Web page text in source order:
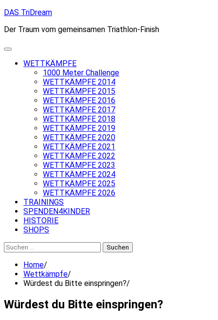
Skip
content
DAS TriDream
Der Traum vom gemeinsamen Triathlon-Finish
WETTKÄMPFE
1000 Meter Challenge
WETTKÄMPFE 2014
WETTKÄMPFE 2015
WETTKÄMPFE 2016
WETTKÄMPFE 2017
WETTKÄMPFE 2018
WETTKÄMPFE 2019
WETTKÄMPFE 2020
WETTKÄMPFE 2021
WETTKÄMPFE 2022
WETTKÄMPFE 2023
WETTKÄMPFE 2024
WETTKÄMPFE 2025
WETTKÄMPFE 2026
TRAININGS
SPENDEN4KINDER
HISTORIE
SHOPS
Suchen
nach:
Home
Wettkämpfe
Würdest du Bitte einspringen?
Würdest du Bitte einspringen?